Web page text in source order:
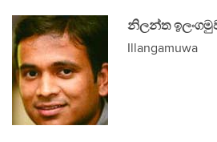
නිලන්ත
Illangamuwa